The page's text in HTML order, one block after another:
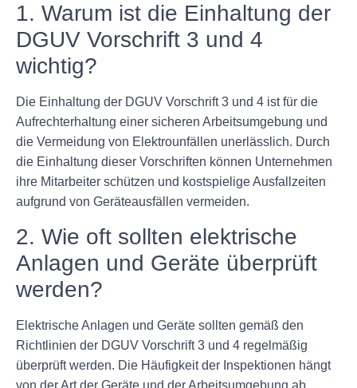
1. Warum ist die Einhaltung der
DGUV Vorschrift 3 und 4
wichtig?
Die Einhaltung der DGUV Vorschrift 3 und 4 ist für die
Aufrechterhaltung einer sicheren Arbeitsumgebung und
die Vermeidung von Elektrounfällen unerlässlich. Durch
die Einhaltung dieser Vorschriften können Unternehmen
ihre Mitarbeiter schützen und kostspielige Ausfallzeiten
aufgrund von Geräteausfällen vermeiden.
2. Wie oft sollten elektrische
Anlagen und Geräte überprüft
werden?
Elektrische Anlagen und Geräte sollten gemäß den
Richtlinien der DGUV Vorschrift 3 und 4 regelmäßig
überprüft werden. Die Häufigkeit der Inspektionen hängt
von der Art der Geräte und der Arbeitsumgebung ab,